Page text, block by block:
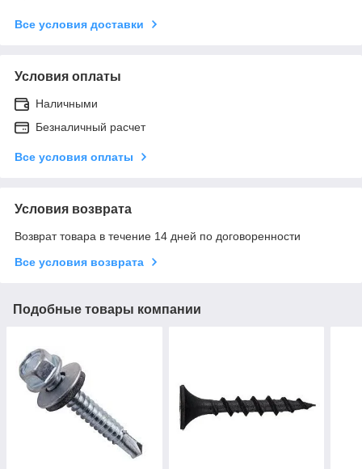
Все условия доставки
Условия оплаты
Наличными
Безналичный расчет
Все условия оплаты
Условия возврата
Возврат товара в течение 14 дней по договоренности
Все условия возврата
Подобные товары компании